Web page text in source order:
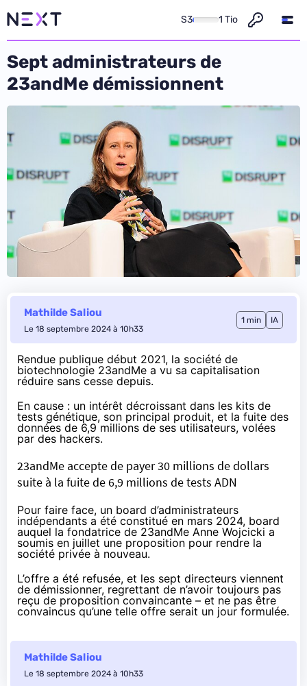
S3 1 Tio
Sept administrateurs de
23andMe démissionnent
Mathilde Saliou
Le 18 septembre 2024 à 10h33
1 min IA
Rendue publique début 2021, la société de
biotechnologie 23andMe a vu sa capitalisation
réduire sans cesse depuis.
En cause : un intérêt décroissant dans les kits de
tests génétique, son principal produit, et la fuite des
données de 6,9 millions de ses utilisateurs, volées
par des hackers.
23andMe accepte de payer 30 millions de dollars
suite à la fuite de 6,9 millions de tests ADN
Pour faire face, un board d’administrateurs
indépendants a été constitué en mars 2024, board
auquel la fondatrice de 23andMe Anne Wojcicki a
soumis en juillet une proposition pour rendre la
société privée à nouveau.
L’offre a été refusée, et les sept directeurs viennent
de démissionner, regrettant de n’avoir toujours pas
reçu de proposition convaincante – et ne pas être
convaincus qu’une telle offre serait un jour formulée.
Mathilde Saliou
Le 18 septembre 2024 à 10h33